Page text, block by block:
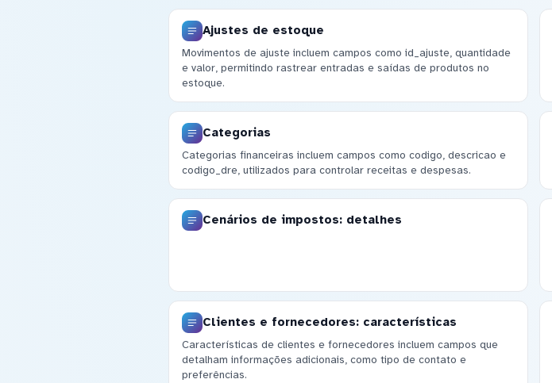
Ajustes de estoque
Movimentos de ajuste incluem campos como id_ajuste, quantidade
e valor, permitindo rastrear entradas e saídas de produtos no
estoque.
Categorias
Categorias financeiras incluem campos como codigo, descricao e
codigo_dre, utilizados para controlar receitas e despesas.
Cenários de impostos: detalhes
Clientes e fornecedores: características
Características de clientes e fornecedores incluem campos que
detalham informações adicionais, como tipo de contato e
preferências.